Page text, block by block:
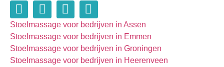
Stoelmassage voor bedrijven in Assen
Stoelmassage voor bedrijven in Emmen
Stoelmassage voor bedrijven in Groningen
Stoelmassage voor bedrijven in Heerenveen